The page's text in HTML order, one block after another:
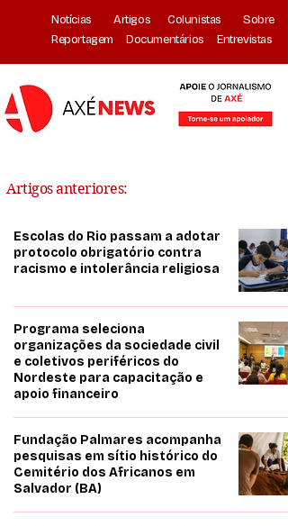
Notícias Artigos Colunistas
Sobre
Reportagem
Documentários Entrevistas
Artigos anteriores:
Escolas do Rio passam a adotar
protocolo obrigatório contra
racismo e intolerância religiosa
Programa seleciona
organizações da sociedade civil
e coletivos periféricos do
Nordeste para capacitação e
apoio financeiro
Fundação Palmares acompanha
pesquisas em sítio histórico do
Cemitério dos Africanos em
Salvador (BA)